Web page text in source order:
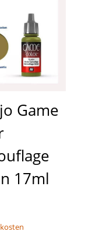
Game
17ml